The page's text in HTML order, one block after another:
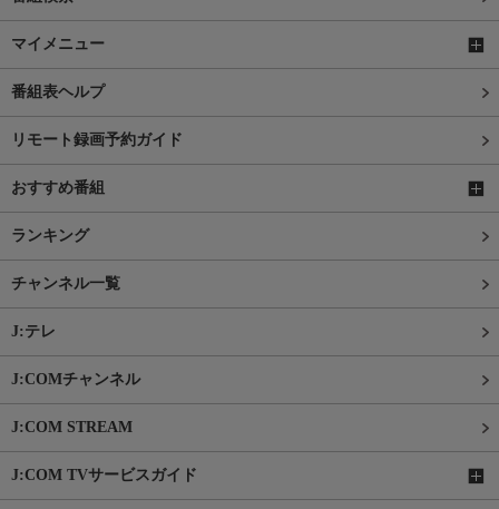
マイメニュー
番組表ヘルプ
リモート録画予約ガイド
おすすめ番組
ランキング
チャンネル一覧
J:テレ
J:COMチャンネル
J:COM STREAM
J:COM TVサービスガイド